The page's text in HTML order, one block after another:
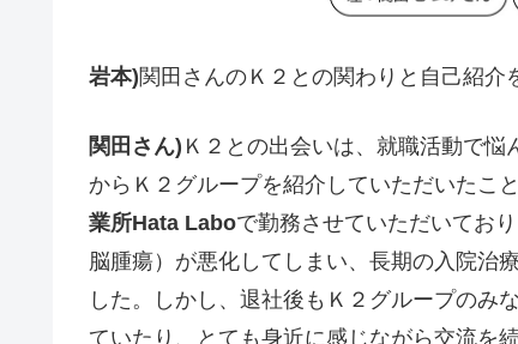
岩本)関田さんのＫ２との関わりと自己紹介
関田さん) Ｋ２との出会いは、就職活動で
からＫ２グループを紹介していただいたこ
業所Hata Laboで勤務させていただいてお
脳腫瘍）が悪化してしまい、長期の入院治
した。しかし、退社後もＫ２グループのみ
ていたり、とても身近に感じながら交流を